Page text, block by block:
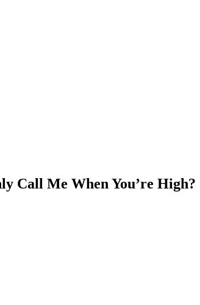
Call Me When You’re High?